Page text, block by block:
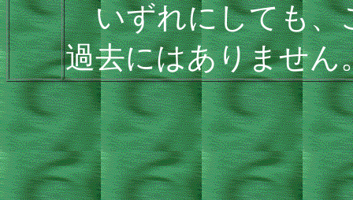
いずれにしても、
過去にはありません